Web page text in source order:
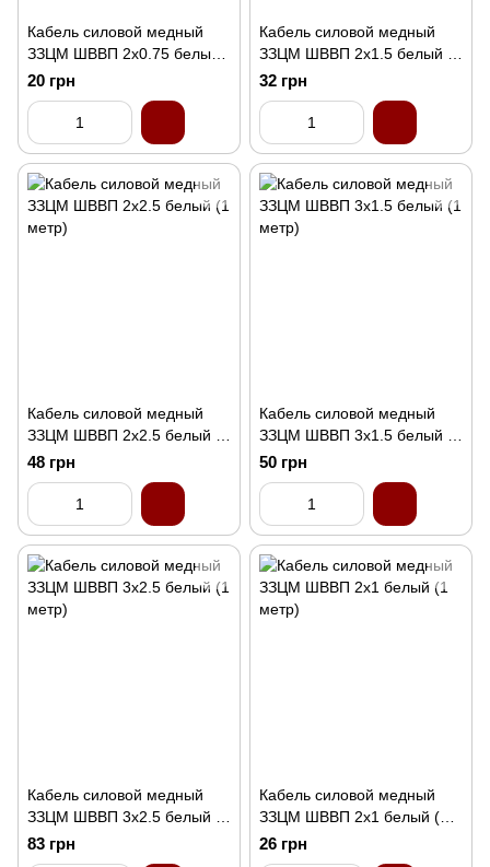
Кабель силовой медный
ЗЗЦМ ШВВП 2x0.75 белый
(1 метр)
20 грн
Кабель силовой медный
ЗЗЦМ ШВВП 2x1.5 белый (1
метр)
32 грн
Кабель силовой медный
ЗЗЦМ ШВВП 2x2.5 белый (1
метр)
48 грн
Кабель силовой медный
ЗЗЦМ ШВВП 3x1.5 белый (1
метр)
50 грн
Кабель силовой медный
ЗЗЦМ ШВВП 3x2.5 белый (1
метр)
83 грн
Кабель силовой медный
ЗЗЦМ ШВВП 2x1 белый (1
метр)
26 грн